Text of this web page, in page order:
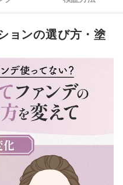
ーチしたいなら、有効成分や
でなく部分用下地でカバーして
チェック！
キングもチェック！
ョンの選び方・塗